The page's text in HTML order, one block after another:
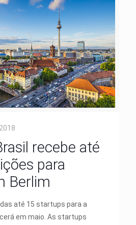
recebe até
para
Berlim
até 15 startups para a
em maio. As startups